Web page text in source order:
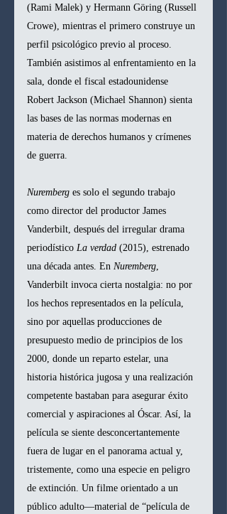
(Rami Malek) y Hermann Göring (Russell
Crowe), mientras el primero construye un
perfil psicológico previo al proceso.
También asistimos al enfrentamiento en la
sala, donde el fiscal estadounidense
Robert Jackson (Michael Shannon) sienta
las bases de las normas modernas en
materia de derechos humanos y crímenes
de guerra.
Nuremberg es solo el segundo trabajo
como director del productor James
Vanderbilt, después del irregular drama
periodístico La verdad (2015), estrenado
una década antes. En Nuremberg
Vanderbilt invoca cierta nostalgia: no por
los hechos representados en la película,
sino por aquellas producciones de
presupuesto medio de principios de los
2000, donde un reparto estelar, una
historia histórica jugosa y una realización
competente bastaban para asegurar éxito
comercial y aspiraciones al Óscar. Así, la
película se siente desconcertantemente
fuera de lugar en el panorama actual y,
tristemente, como una especie en peligro
de extinción. Un filme orientado a un
público adulto—material de “película de